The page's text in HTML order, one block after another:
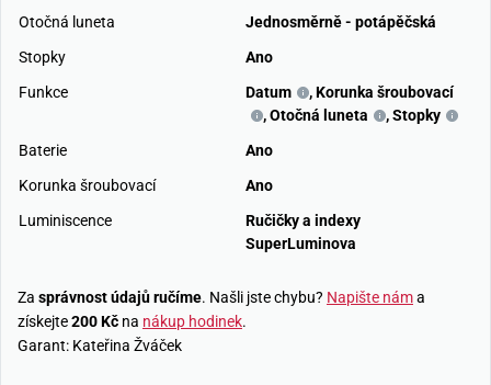
Otočná luneta
Jednosměrně - potápěčská
Stopky
Ano
Funkce
Datum ,Korunka šroubovací
,Otočná luneta ,Stopky
Baterie
Ano
Korunka šroubovací
Ano
Luminiscence
Ručičky a indexy
SuperLuminova
Za správnost údajů ručíme. Našli jste chybu? Napište náma
získejte200 Kč na nákup hodinek.
Garant: Kateřina Žváček